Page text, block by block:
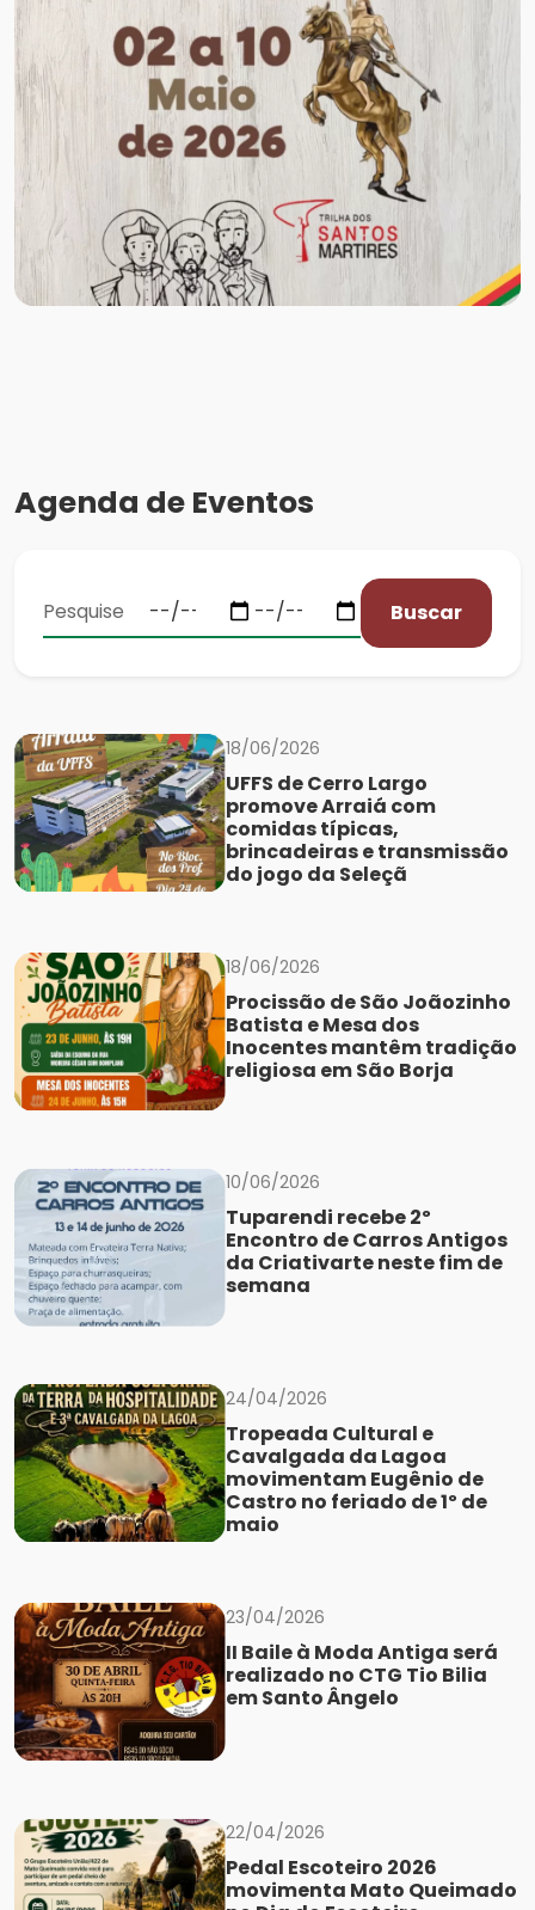
Agenda de Eventos
Buscar
18/06/2026
UFFS de Cerro Largo
promove Arraiá com
comidas típicas,
brincadeiras e transmissão
do jogo da Seleçã
18/06/2026
Procissão de São Joãozinho
Batista e Mesa dos
Inocentes mantêm tradição
religiosa em São Borja
10/06/2026
Tuparendi recebe 2º
Encontro de Carros Antigos
da Criativarte neste fim de
semana
24/04/2026
Tropeada Cultural e
Cavalgada da Lagoa
movimentam Eugênio de
Castro no feriado de 1º de
maio
23/04/2026
II Baile à Moda Antiga será
realizado no CTG Tio Bilia
em Santo Ângelo
22/04/2026
Pedal Escoteiro 2026
movimenta Mato Queimado